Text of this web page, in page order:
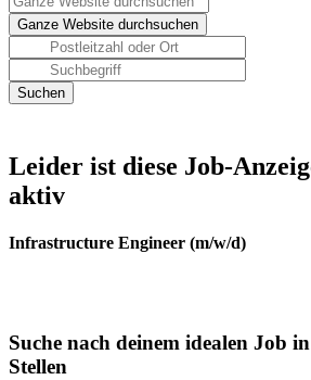
Leider ist diese Job-
aktiv
Infrastructure Engineer (m/w/d)
Suche nach deinem idealen Job
Stellen